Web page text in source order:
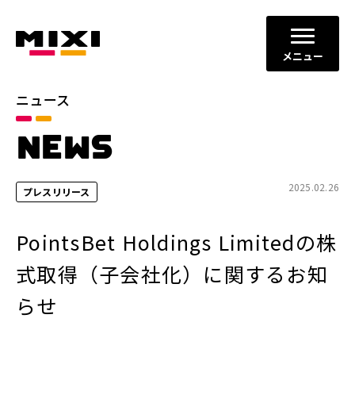
メニュー
ニュース
NEWS
プレスリリース 2025.02.26
PointsBet Holdings Limitedの株
式取得（子会社化）に関するお知
らせ
カテゴリ
お知らせ
2026年 2025年